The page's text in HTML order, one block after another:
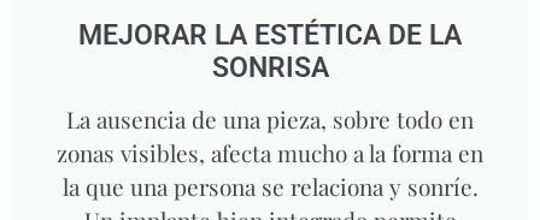
MEJORAR LA ESTÉTICA DE LA
SONRISA
La ausencia de una pieza, sobre todo en
zonas visibles, afecta mucho a la forma en
la que una persona se relaciona y sonríe.